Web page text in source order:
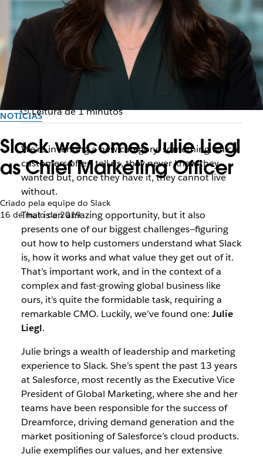
NOTÍCIAS
Slack welcomes Julie Liegl
as Chief Marketing Officer
Criado pela equipe do Slack
16 de maio de 2019
Leitura de 1 minutos
We’re inventing a new category: something which,
customers often tell us, they never knew they
wanted but, once they have it, they cannot live
without.
That is an amazing opportunity, but it also
presents one of our biggest challenges—figuring
out how to help customers understand what Slack
is, how it works and what value they get out of it.
That’s important work, and in the context of a
complex and fast-growing global business like
ours, it’s quite the formidable task, requiring a
remarkable CMO. Luckily, we’ve found one: Julie
Liegl.
Julie brings a wealth of leadership and marketing
experience to Slack. She’s spent the past 13 years
at Salesforce, most recently as the Executive Vice
President of Global Marketing, where she and her
teams have been responsible for the success of
Dreamforce, driving demand generation and the
market positioning of Salesforce’s cloud products.
Julie exemplifies our values, and her extensive